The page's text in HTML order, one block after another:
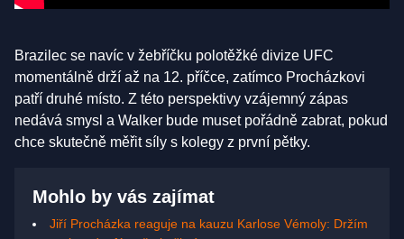
Brazilec se navíc v žebříčku polotěžké divize UFC
momentálně drží až na 12. příčce, zatímco Procházkovi
patří druhé místo. Z této perspektivy vzájemný zápas
nedává smysl a Walker bude muset pořádně zabrat, pokud
chce skutečně měřit síly s kolegy z první pětky.
Mohlo by vás zajímat
Jiří Procházka reaguje na kauzu Karlose Vémoly: Držím